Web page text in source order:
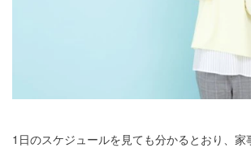
1日のスケジュールを見ても分かるとおり、